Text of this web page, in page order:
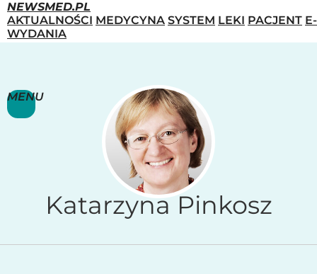
NEWSMED.PL
AKTUALNOŚCI MEDYCYNA SYSTEM LEKI PACJENT E-
WYDANIA
MENU
Katarzyna Pinkosz